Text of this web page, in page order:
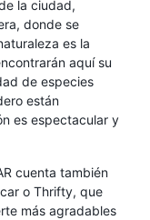
la ciudad,
donde se
es la
aquí su
de especies
están
es espectacular y
cuenta también
o Thrifty, que
más agradables